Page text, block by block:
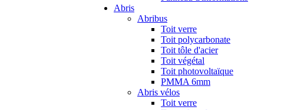
Abris
Abribus
Toit verre
Toit polycarbonate
Toit tôle d'acier
Toit végétal
Toit photovoltaïque
PMMA 6mm
Abris vélos
Toit verre